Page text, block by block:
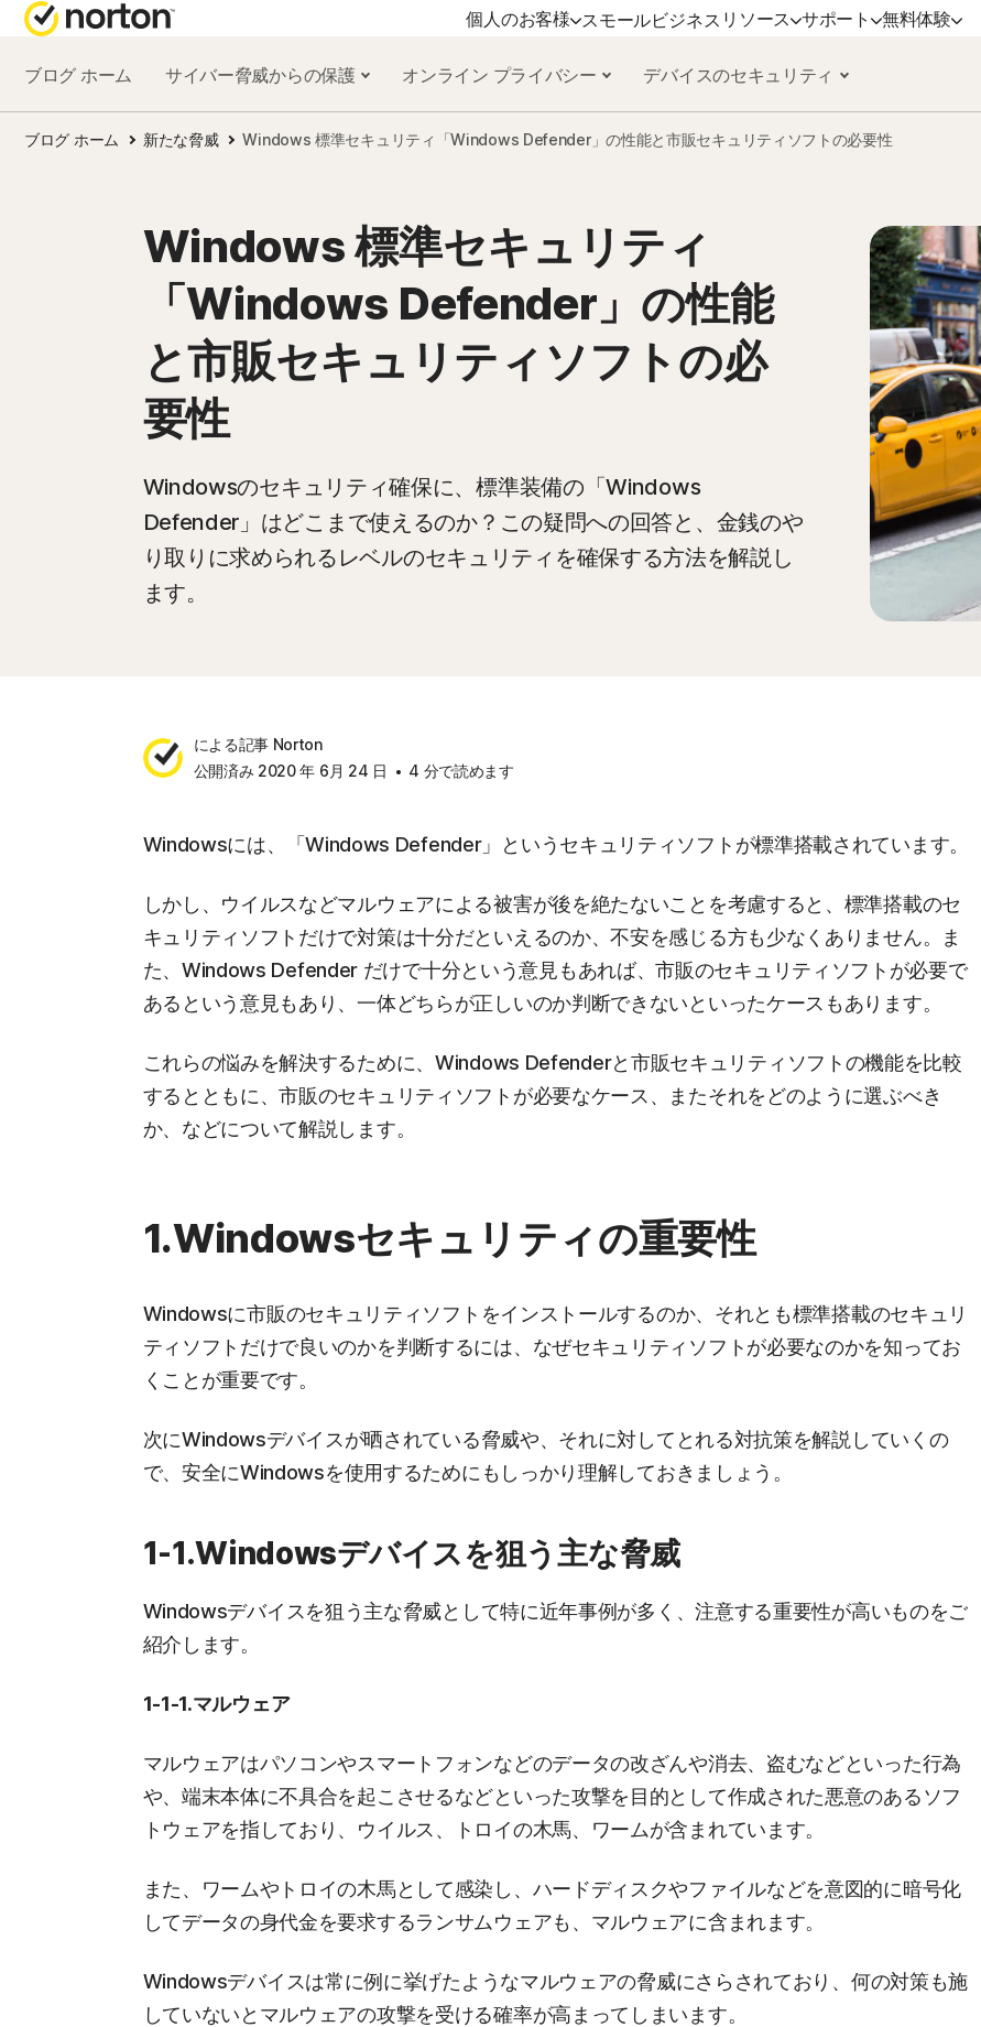
個人のお客様
オールインワン製品
ノートン 360 プレミアム
ノートン 360 スタンダード
ノートン 360 for Gamers
デバイスセキュリティ
ノートン アンチウイルス プラス
Android 版™
ノートン モバイル セキュリティ iOS
版™
スモールビジネス リソース
ノートンのブログ
プライバシーに関するリソース
サポート
サポート
カスタマーサポート
詳しく見る
更新方法
無料体験
無料体験
無料体験版
ブログ ホーム サイバー脅威からの保護 オンライン プライバシー デバイスのセキュリティ
ブログ ホーム 新たな脅威 Windows 標準セキュリティ「Windows Defender」の性能と市販セキュリティソフトの必要性
Windows 標準セキュリティ
「Windows Defender」の性能
と市販セキュリティソフトの必
要性
Windowsのセキュリティ確保に、標準装備の「Windows
Defender」はどこまで使えるのか？この疑問への回答と、金銭のや
り取りに求められるレベルのセキュリティを確保する方法を解説し
ます。
による記事 Norton
公開済み 2020 年 6月 24 日
4 分で読めます
Windowsには、「Windows Defender」というセキュリティソフトが標準搭載されています。
しかし、ウイルスなどマルウェアによる被害が後を絶たないことを考慮すると、標準搭載のセ
キュリティソフトだけで対策は十分だといえるのか、不安を感じる方も少なくありません。ま
た、Windows Defender だけで十分という意見もあれば、市販のセキュリティソフトが必要で
あるという意見もあり、一体どちらが正しいのか判断できないといったケースもあります。
これらの悩みを解決するために、Windows Defenderと市販セキュリティソフトの機能を比較
するとともに、市販のセキュリティソフトが必要なケース、またそれをどのように選ぶべき
か、などについて解説します。
1.Windowsセキュリティの重要性
Windowsに市販のセキュリティソフトをインストールするのか、それとも標準搭載のセキュリ
ティソフトだけで良いのかを判断するには、なぜセキュリティソフトが必要なのかを知ってお
くことが重要です。
次にWindowsデバイスが晒されている脅威や、それに対してとれる対抗策を解説していくの
で、安全にWindowsを使用するためにもしっかり理解しておきましょう。
1-1.Windowsデバイスを狙う主な脅威
Windowsデバイスを狙う主な脅威として特に近年事例が多く、注意する重要性が高いものをご
紹介します。
1-1-1.マルウェア
マルウェアはパソコンやスマートフォンなどのデータの改ざんや消去、盗むなどといった行為
や、端末本体に不具合を起こさせるなどといった攻撃を目的として作成された悪意のあるソフ
トウェアを指しており、ウイルス、トロイの木馬、ワームが含まれています。
また、ワームやトロイの木馬として感染し、ハードディスクやファイルなどを意図的に暗号化
してデータの身代金を要求するランサムウェアも、マルウェアに含まれます。
Windowsデバイスは常に例に挙げたようなマルウェアの脅威にさらされており、何の対策も施
していないとマルウェアの攻撃を受ける確率が高まってしまいます。